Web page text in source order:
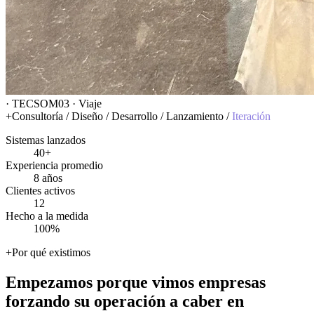
· TECSOM03 · Viaje
+Consultoría /Diseño /Desarrollo /Lanzamiento / Iteración
Sistemas lanzados
40+
Experiencia promedio
8 años
Clientes activos
12
Hecho a la medida
100%
+Por qué existimos
Empezamos porque vimos empresas
forzando su operación a caber en